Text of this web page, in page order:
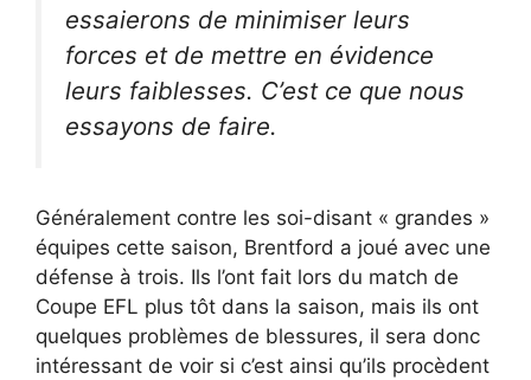
essaierons de minimiser leurs
forces et de mettre en évidence
leurs faiblesses. C’est ce que nous
essayons de faire.
Généralement contre les soi-disant « grandes »
équipes cette saison, Brentford a joué avec une
défense à trois. Ils l’ont fait lors du match de
Coupe EFL plus tôt dans la saison, mais ils ont
quelques problèmes de blessures, il sera donc
intéressant de voir si c’est ainsi qu’ils procèdent